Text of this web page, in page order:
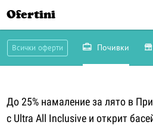
Ofertini
Всички оферти Почивки
До 25% намаление за лято в
с Ultra All Inclusive и открит